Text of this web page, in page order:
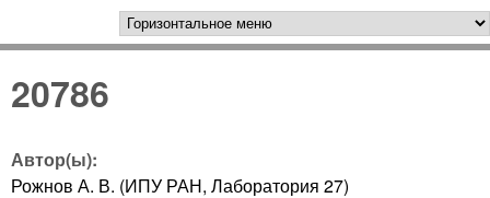
горизонтальное меню
20786
Автор(ы):
Рожнов А. В. (ИПУ РАН, Лаборатория 27)